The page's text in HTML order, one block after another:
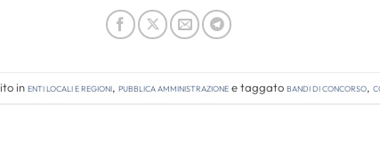
inEnti locali e regioni, Pubblica amministrazionee taggatobandi di concorso,